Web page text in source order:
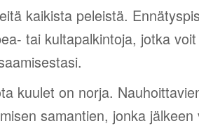
kaikista peleistä.
tai kultapalkintoja, jotka
kuulet on norja.
samantien, jonka